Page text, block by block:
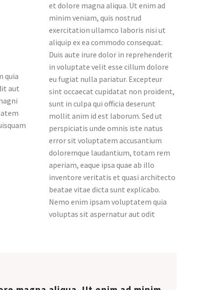
quia
aut
et dolore magna aliqua. Ut enim ad
minim veniam, quis nostrud
exercitation ullamco laboris nisi ut
aliquip ex ea commodo consequat.
Duis aute irure dolor in reprehenderit
in voluptate velit esse cillum dolore
eu fugiat nulla pariatur. Excepteur
sint occaecat cupidatat non proident,
sunt in culpa qui officia deserunt
mollit anim id est laborum. Sed ut
perspiciatis unde omnis iste natus
error sit voluptatem accusantium
doloremque laudantium, totam rem
aperiam, eaque ipsa quae ab illo
inventore veritatis et quasi architecto
beatae vitae dicta sunt explicabo.
Nemo enim ipsam voluptatem quia
voluptas sit aspernatur aut odit